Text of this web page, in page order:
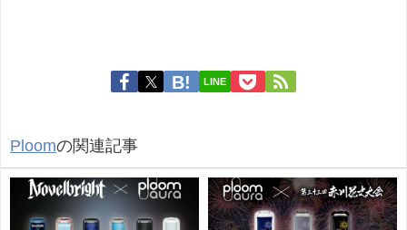
LINE
Ploomの関連記事